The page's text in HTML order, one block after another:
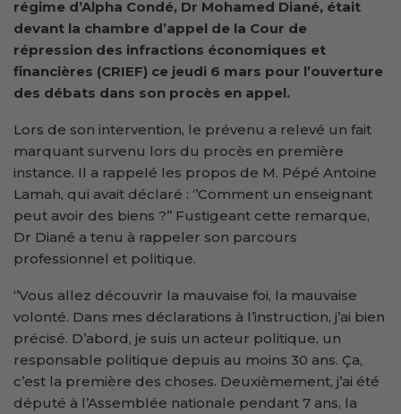
régime d’Alpha Condé, Dr Mohamed Diané, était
devant la chambre d’appel de la Cour de
répression des infractions économiques et
financières (CRIEF) ce jeudi 6 mars pour l’ouverture
des débats dans son procès en appel.
Lors de son intervention, le prévenu a relevé un fait
marquant survenu lors du procès en première
instance. Il a rappelé les propos de M. Pépé Antoine
Lamah, qui avait déclaré : ‘’Comment un enseignant
peut avoir des biens ?’’ Fustigeant cette remarque,
Dr Diané a tenu à rappeler son parcours
professionnel et politique.
‘’Vous allez découvrir la mauvaise foi, la mauvaise
volonté. Dans mes déclarations à l’instruction, j’ai bien
précisé. D’abord, je suis un acteur politique, un
responsable politique depuis au moins 30 ans. Ça,
c’est la première des choses. Deuxièmement, j’ai été
député à l’Assemblée nationale pendant 7 ans, la